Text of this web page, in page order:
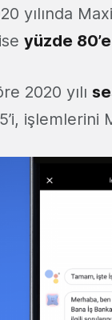
yılında
yüzde 80’e
2020 yılı